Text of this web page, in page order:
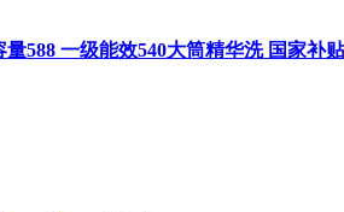
588 一级能效540大筒精华洗 国家补